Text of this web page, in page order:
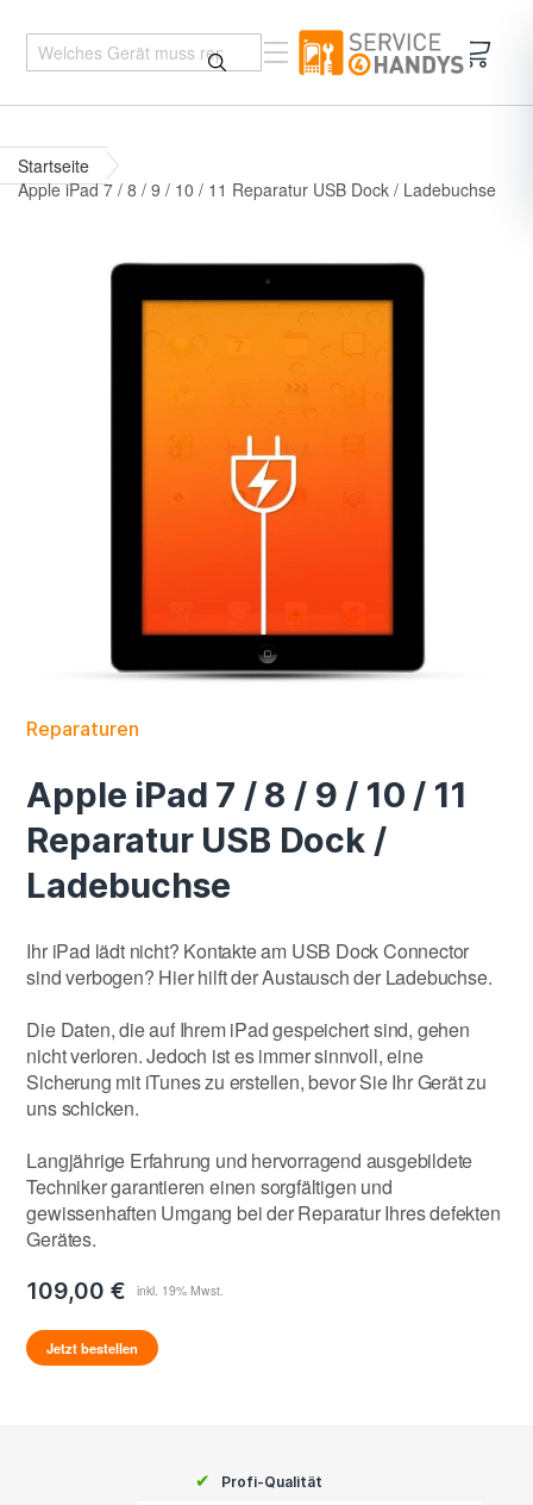
Startseite
Apple iPad 7 / 8 / 9 / 10 / 11 Reparatur USB Dock / Ladebuchse
Reparaturen
Apple iPad 7 / 8 / 9 / 10 / 11
Reparatur USB Dock /
Ladebuchse
Ihr iPad lädt nicht? Kontakte am USB Dock Connector
sind verbogen? Hier hilft der Austausch der Ladebuchse.
Die Daten, die auf Ihrem iPad gespeichert sind, gehen
nicht verloren. Jedoch ist es immer sinnvoll, eine
Sicherung mit iTunes zu erstellen, bevor Sie Ihr Gerät zu
uns schicken.
Langjährige Erfahrung und hervorragend ausgebildete
Techniker garantieren einen sorgfältigen und
gewissenhaften Umgang bei der Reparatur Ihres defekten
Gerätes.
109,00 €
Jetzt bestellen
✔ Profi-Qualität